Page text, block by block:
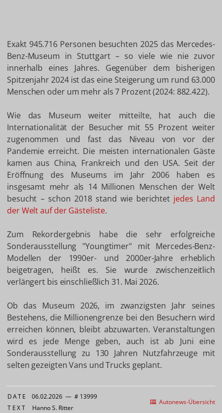
Exakt 945.716 Personen besuchten 2025 das Mercedes-
Benz-Museum in Stuttgart – so viele wie nie zuvor
innerhalb eines Jahres. Gegenüber dem bisherigen
Spitzenjahr 2024 ist das eine Steigerung um rund 63.000
Menschen oder um mehr als 7 Prozent (2024: 882.422).
Wie das Museum weiter mitteilte, hat auch die
Internationalität der Besucher mit 55 Prozent weiter
zugenommen und fast das Niveau von vor der
Pandemie erreicht. Die meisten internationalen Gäste
kamen aus China, Frankreich und den USA. Seit der
Eröffnung des Museums im Jahr 2006 haben es
insgesamt mehr als 14 Millionen Menschen der Welt
besucht – schon 2018 stand wie berichtet jedes Land
der Welt auf der Gästeliste.
Zum Rekordergebnis habe die sehr erfolgreiche
Sonderausstellung "Youngtimer" mit Mercedes-Benz-
Modellen der 1990er- und 2000er-Jahre erheblich
beigetragen, heißt es. Sie wurde zwischenzeitlich
verlängert bis einschließlich 31. Mai 2026.
Ob das Museum 2026, im zwanzigsten Jahr seines
Bestehens, die Millionengrenze bei den Besuchern wird
erreichen können, bleibt abzuwarten. Veranstaltungen
wird es jede Menge geben, auch ist ab Juni eine
Sonderausstellung zu 130 Jahren Nutzfahrzeuge mit
selten gezeigten Vans und Trucks geplant.
Autonews-Übersicht
DATE 06.02.2026 — # 13999
TEXT Hanno S. Ritter